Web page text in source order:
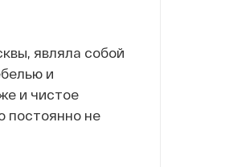
являла собой
и
и чистое
постоянно не